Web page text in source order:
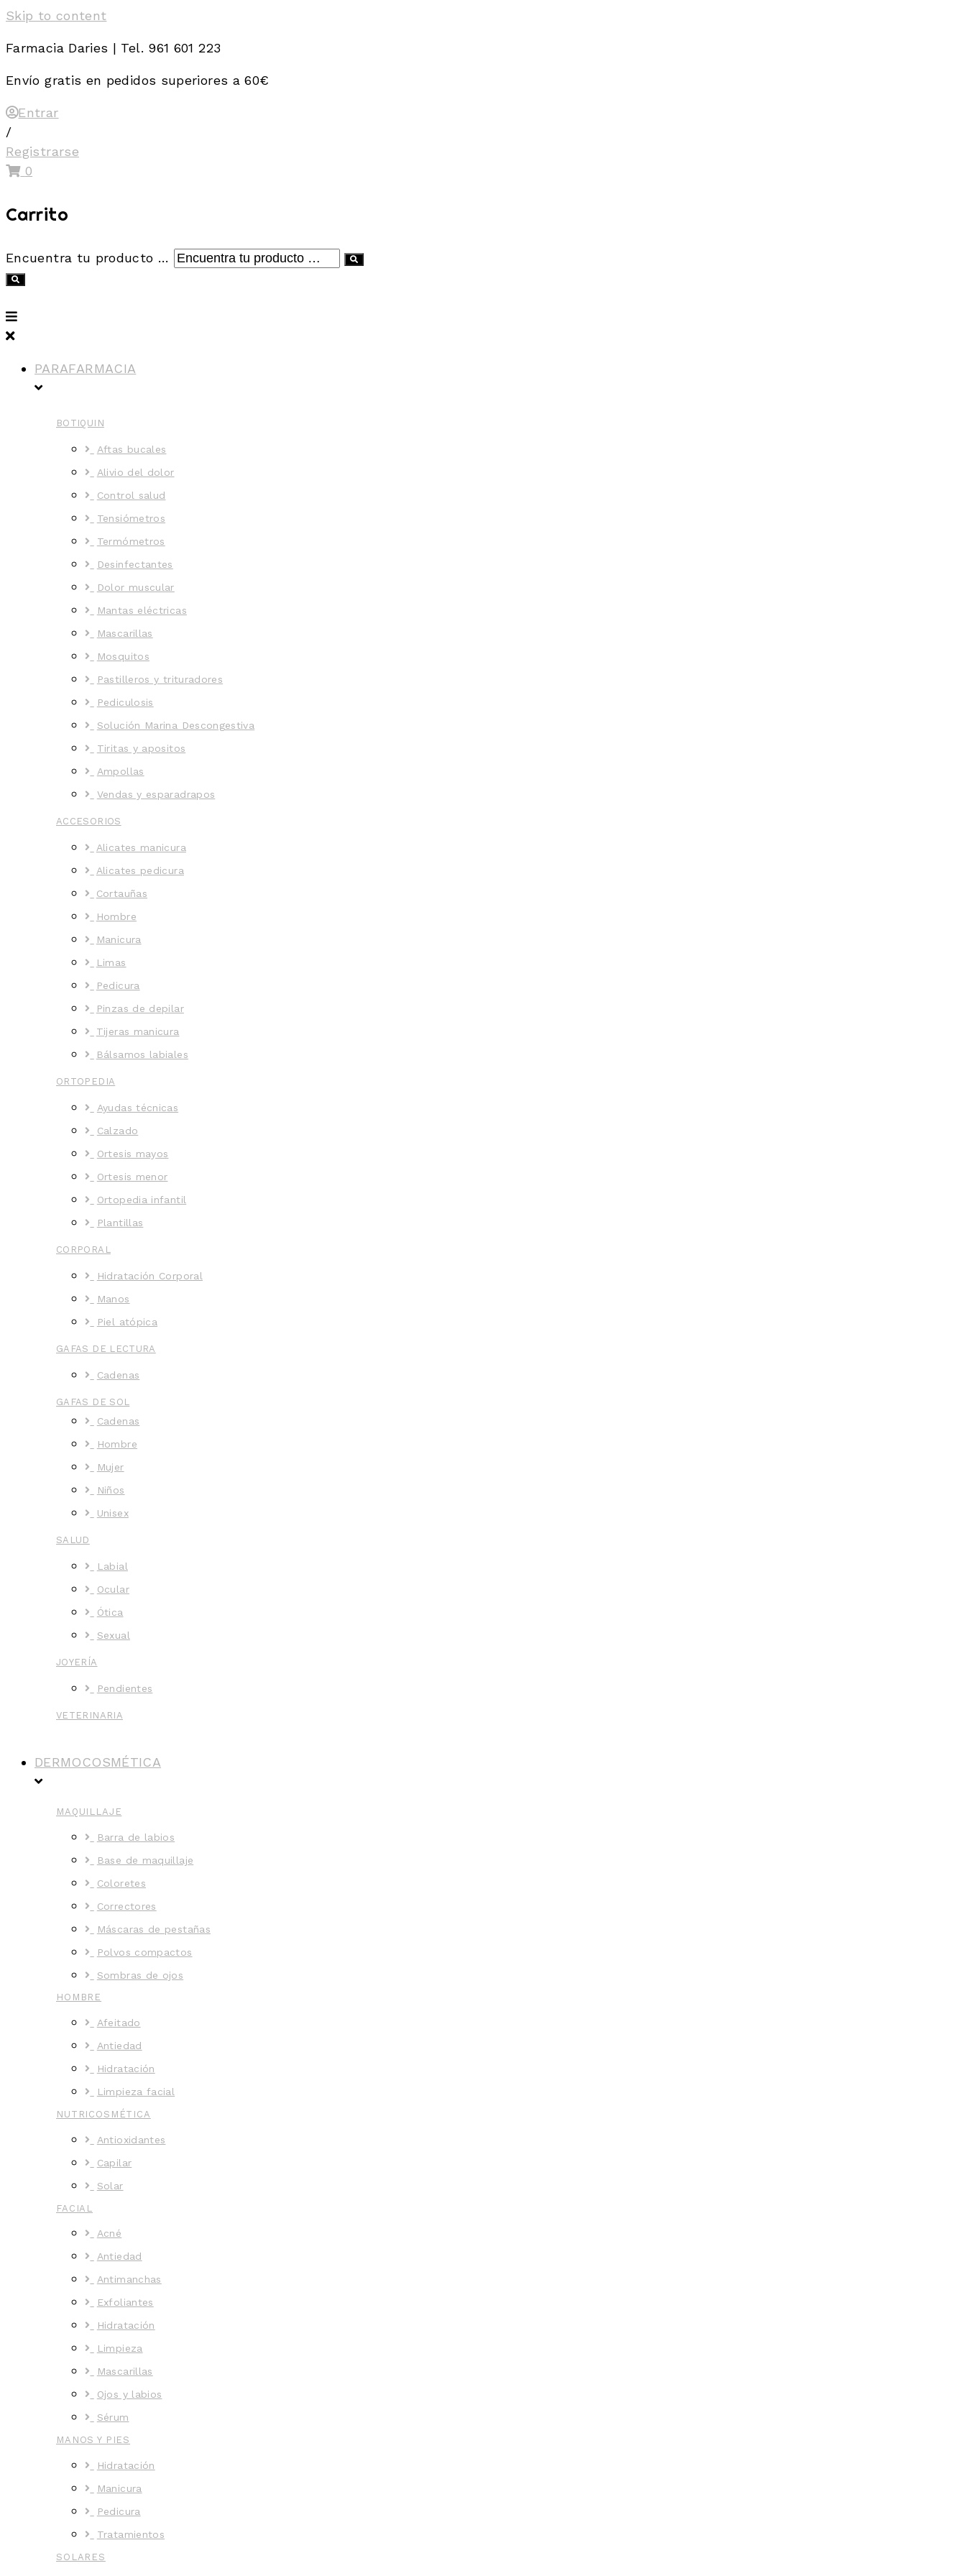
Skip to content
Farmacia Daries | Tel. 961 601 223
Envío gratis en pedidos superiores a 60€
Entrar
/
Registrarse
0
Carrito
Encuentra tu producto …
PARAFARMACIA
BOTIQUIN
Aftas bucales
Alivio del dolor
Control salud
Tensiómetros
Termómetros
Desinfectantes
Dolor muscular
Mantas eléctricas
Mascarillas
Mosquitos
Pastilleros y trituradores
Pediculosis
Solución Marina Descongestiva
Tiritas y apositos
Ampollas
Vendas y esparadrapos
ACCESORIOS
Alicates manicura
Alicates pedicura
Cortauñas
Hombre
Manicura
Limas
Pedicura
Pinzas de depilar
Tijeras manicura
Bálsamos labiales
ORTOPEDIA
Ayudas técnicas
Calzado
Ortesis mayos
Ortesis menor
Ortopedia infantil
Plantillas
CORPORAL
Hidratación Corporal
Manos
Piel atópica
GAFAS DE LECTURA
Cadenas
GAFAS DE SOL
Cadenas
Hombre
Mujer
Niños
Unisex
SALUD
Labial
Ocular
Ótica
Sexual
JOYERÍA
Pendientes
VETERINARIA
DERMOCOSMÉTICA
MAQUILLAJE
Barra de labios
Base de maquillaje
Coloretes
Correctores
Máscaras de pestañas
Polvos compactos
Sombras de ojos
HOMBRE
Afeitado
Antiedad
Hidratación
Limpieza facial
NUTRICOSMÉTICA
Antioxidantes
Capilar
Solar
FACIAL
Acné
Antiedad
Antimanchas
Exfoliantes
Hidratación
Limpieza
Mascarillas
Ojos y labios
Sérum
MANOS Y PIES
Hidratación
Manicura
Pedicura
Tratamientos
SOLARES